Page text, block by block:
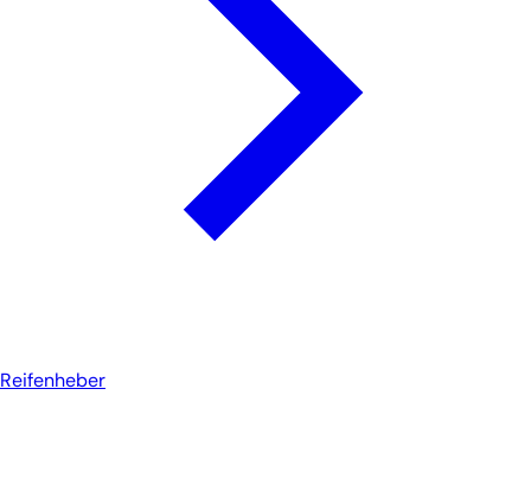
Reifenheber